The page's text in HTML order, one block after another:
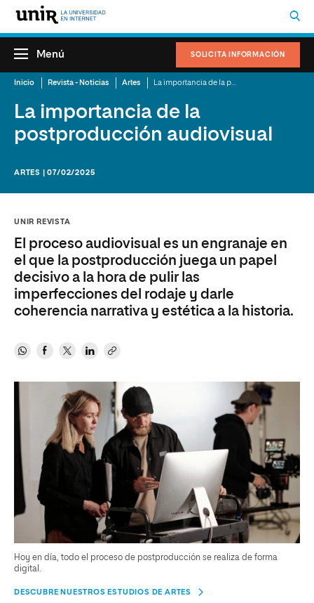
SOLICITA INFORMACIÓN
Menú
Inicio Revista - Noticias Artes
La importancia de la
postproducción audiovisual
ARTES | 07/02/2025
UNIR REVISTA
El proceso audiovisual es un engranaje en
el que la postproducción juega un papel
decisivo a la hora de pulir las
imperfecciones del rodaje y darle
coherencia narrativa y estética a la historia.
Hoy en día, todo el proceso de postproducción se realiza de forma
digital.
DESCUBRE NUESTROS ESTUDIOS DE ARTES